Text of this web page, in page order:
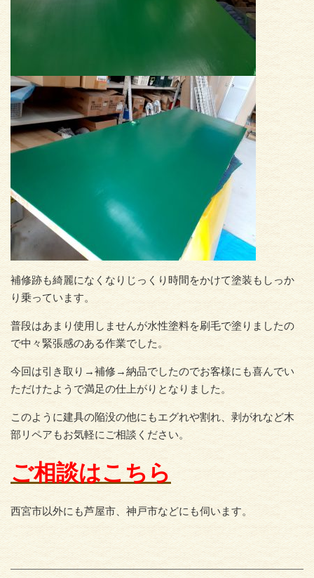
補修跡も綺麗になくなりじっくり時間をかけて塗装もしっか
り乗っています。
普段はあまり使用しませんが水性塗料を刷毛で塗りましたの
で中々緊張感のある作業でした。
今回は引き取り→補修→納品でしたのでお客様にも喜んでい
ただけたようで満足の仕上がりとなりました。
このように建具の陥没の他にもエグれや割れ、剥がれなど木
部リペアもお気軽にご相談ください。
ご相談はこちら
西宮市以外にも芦屋市、神戸市などにも伺います。